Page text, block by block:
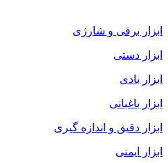
ابزار برقی و شارژی
ابزار دستی
ابزار بادی
ابزار باغبانی
ابزار دقیق و اندازه گیری
ابزار ایمنی